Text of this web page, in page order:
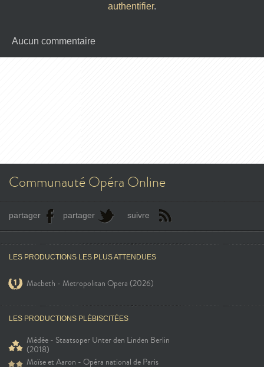
authentifier.
Aucun commentaire
Communauté Opéra Online
partager partager suivre
LES PRODUCTIONS LES PLUS ATTENDUES
Macbeth - Metropolitan Opera (2026)
LES PRODUCTIONS PLÉBISCITÉES
Médée - Staatsoper Unter den Linden Berlin
(2018)
Moïse et Aaron - Opéra national de Paris